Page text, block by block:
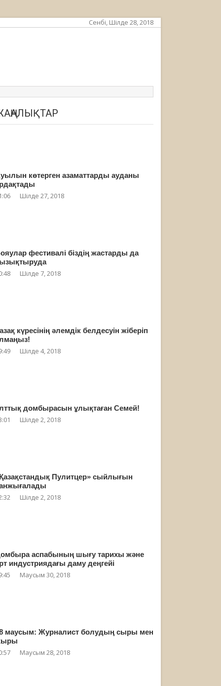
Сенбі, Шілде 28, 2018
көтерген азаматтарды ауданы
Шілде 27, 2018
фестивалі біздің жастарды да
Шілде 7, 2018
күресінің әлемдік белдесуін жіберіп
Шілде 4, 2018
домбырасын ұлықтаған Семей!
Шілде 2, 2018
Пулитцер» сыйлығын
Шілде 2, 2018
аспабының шығу тарихы және
индустриядағы даму деңгейі
Маусым 30, 2018
маусым: Журналист болудың сыры мен
Маусым 28, 2018